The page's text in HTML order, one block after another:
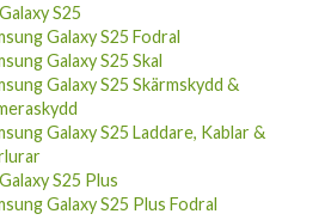
S25
Galaxy S25 Fodral
Galaxy S25 Skal
Galaxy S25 Skärmskydd &
Galaxy S25 Laddare, Kablar &
S25 Plus
Galaxy S25 Plus Fodral